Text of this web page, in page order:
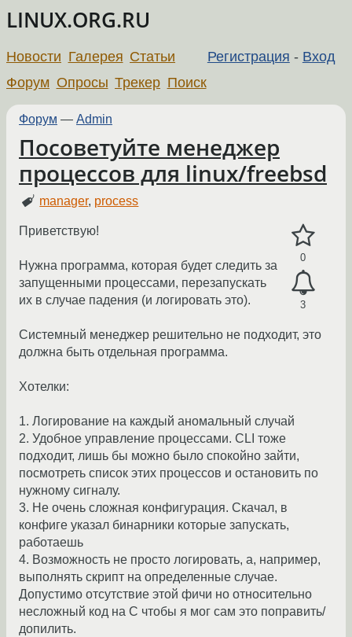
LINUX.ORG.RU
Регистрация - Вход
Новости Галерея Статьи
Форум Опросы Трекер Поиск
Форум — Admin
Посоветуйте менеджер
процессов для linux/freebsd
manager, process
0
3
Приветствую!
Нужна программа, которая будет следить за
запущенными процессами, перезапускать
их в случае падения (и логировать это).
Системный менеджер решительно не подходит, это
должна быть отдельная программа.
Хотелки:
1. Логирование на каждый аномальный случай
2. Удобное управление процессами. CLI тоже
подходит, лишь бы можно было спокойно зайти,
посмотреть список этих процессов и остановить по
нужному сигналу.
3. Не очень сложная конфигурация. Скачал, в
конфиге указал бинарники которые запускать,
работаешь
4. Возможность не просто логировать, а, например,
выполнять скрипт на определенные случае.
Допустимо отсутствие этой фичи но относительно
несложный код на C чтобы я мог сам это поправить/
допилить.